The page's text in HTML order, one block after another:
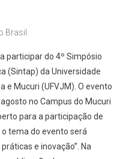
Brasil
participar do 4º Simpósio
(Sintap) da Universidade
e Mucuri (UFVJM). O evento
no Campus do Mucuri
para a participação de
tema do evento será
e inovação”. Na